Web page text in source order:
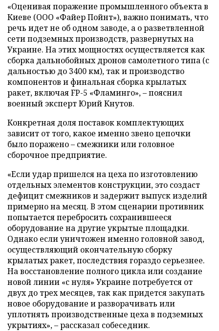
«Оценивая поражение промышленного объекта в
Киеве (ООО «Файер Пойнт»), важно понимать, что
речь идет не об одном заводе, а о разветвленной
сети подземных производств, развернутых на
Украине. На этих мощностях осуществляется как
сборка дальнобойных дронов самолетного типа (с
дальностью до 3400 км), так и производство
компонентов и финальная сборка крылатых
ракет, включая FP-5 «Фламинго», – пояснил
военный эксперт Юрий Кнутов.
Конкретная доля поставок комплектующих
зависит от того, какое именно звено цепочки
было поражено – смежники или головное
сборочное предприятие.
«Если удар пришелся на цеха по изготовлению
отдельных элементов конструкции, это создаст
дефицит смежников и задержит выпуск изделий
примерно на месяц. В этом сценарии противник
попытается перебросить сохранившееся
оборудование на другие укрытые площадки.
Однако если уничтожен именно головной завод,
осуществляющий окончательную сборку
крылатых ракет, последствия гораздо серьезнее.
На восстановление полного цикла или создание
новой линии «с нуля» Украине потребуется от
двух до трех месяцев, так как придется закупать
новое оборудование и разворачивать или
уплотнять производственные цеха в подземных
укрытиях», – рассказал собеседник.